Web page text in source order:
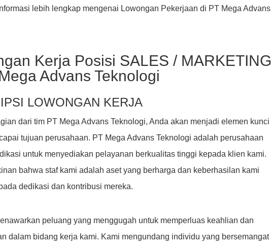
lebih lengkap mengenai Lowongan Pekerjaan di PT Mega Advans
Kerja Posisi SALES / MARKETING
Advans Teknologi
LOWONGAN KERJA
dari tim PT Mega Advans Teknologi, Anda akan menjadi elemen kunci
tujuan perusahaan. PT Mega Advans Teknologi adalah perusahaan
untuk menyediakan pelayanan berkualitas tinggi kepada klien kami.
bahwa staf kami adalah aset yang berharga dan keberhasilan kami
dedikasi dan kontribusi mereka.
peluang yang menggugah untuk memperluas keahlian dan
dalam bidang kerja kami. Kami mengundang individu yang bersemangat